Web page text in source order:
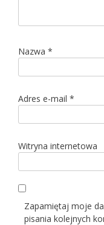
Nazwa *
Adres e-mail *
Witryna internetowa
Zapamiętaj moje
pisania kolejnych